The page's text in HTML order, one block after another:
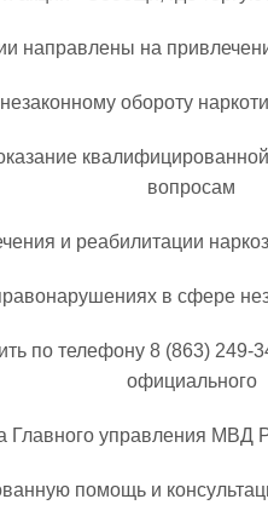
направлены на
обороту
вопросам
и реабилитации
в сфере
по телефону 8 (863) 249-
официального
Главного управления МВД
помощь и